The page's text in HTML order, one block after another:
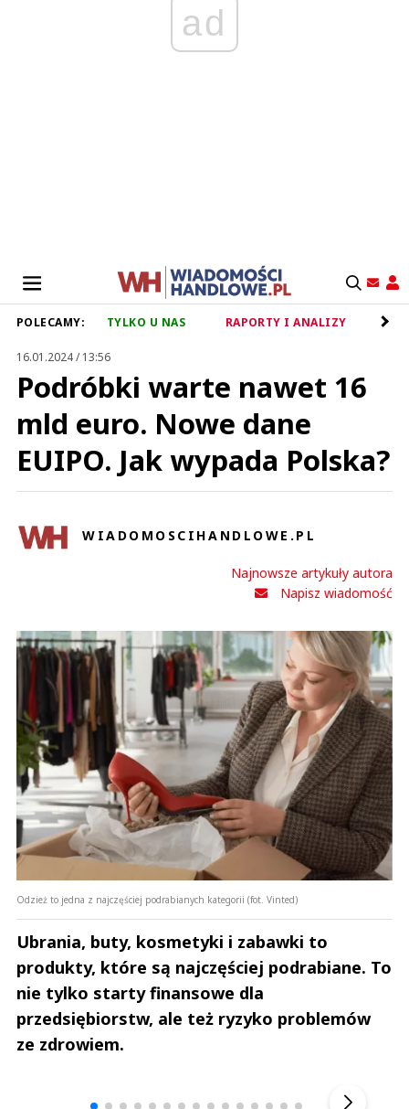
ad
POLECAMY: TYLKO U NAS RAPORTY I ANALIZY
16.01.2024 / 13:56
Podróbki warte nawet 16
mld euro. Nowe dane
EUIPO. Jak wypada Polska?
WIADOMOSCIHANDLOWE.PL
Najnowsze artykuły autora
Napisz wiadomość
Odzież to jedna z najczęściej podrabianych kategorii (fot. Vinted)
Ubrania, buty, kosmetyki i zabawki to
produkty, które są najczęściej podrabiane. To
nie tylko starty finansowe dla
przedsiębiorstw, ale też ryzyko problemów
ze zdrowiem.